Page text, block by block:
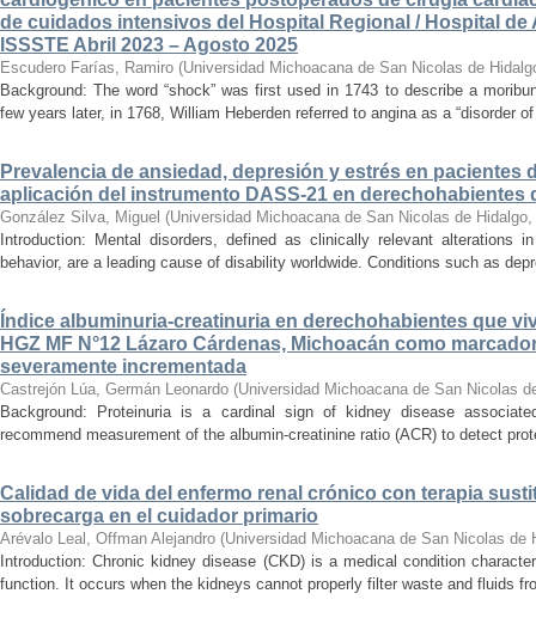
de cuidados intensivos del Hospital Regional / Hospital de
ISSSTE Abril 2023 – Agosto 2025
Escudero Farías, Ramiro (Universidad Michoacana de San Nicolas de
Background: The word “shock” was first used in 1743 to describe a
few years later, in 1768, William Heberden referred to angina as a “disorder
Prevalencia de ansiedad, depresión y estrés en pacientes
aplicación del instrumento DASS-21 en derechohabientes
González Silva, Miguel (Universidad Michoacana de San Nicolas de Hidalgo,
Introduction: Mental disorders, defined as clinically relevant alterations
behavior, are a leading cause of disability worldwide. Conditions such as
Índice albuminuria-creatinuria en derechohabientes que
HGZ MF N°12 Lázaro Cárdenas, Michoacán como
severamente incrementada
Castrejón Lúa, Germán Leonardo (Universidad Michoacana de San Nicolas
Background: Proteinuria is a cardinal sign of kidney disease
recommend measurement of the albumin-creatinine ratio (ACR) to detect
Calidad de vida del enfermo renal crónico con terapia
sobrecarga en el cuidador primario
Arévalo Leal, Offman Alejandro (Universidad Michoacana de San Nicolas de
Introduction: Chronic kidney disease (CKD) is a medical condition
function. It occurs when the kidneys cannot properly filter waste and fluids